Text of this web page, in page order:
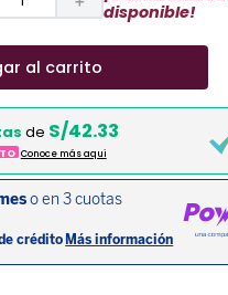
disponible!
al carrito
de S/42.33
Conoce más aqui